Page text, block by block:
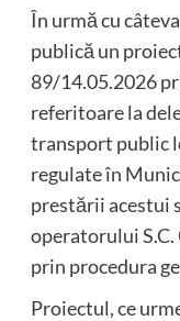
În urmă cu
publică un
89/14.05.2026
referitoare la
transport public
regulate în
prestării acestui
operatorului S.C.
prin procedura
Proiectul, ce